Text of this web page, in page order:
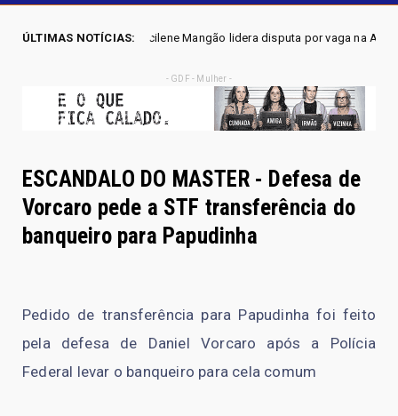
ÚLTIMAS NOTÍCIAS:
- Joscilene Mangão lidera disputa por vaga na Alego em Novo Gama,
- GDF - Mulher -
ESCANDALO DO MASTER - Defesa de
Vorcaro pede a STF transferência do
banqueiro para Papudinha
Pedido de transferência para Papudinha foi feito
pela defesa de Daniel Vorcaro após a Polícia
Federal levar o banqueiro para cela comum